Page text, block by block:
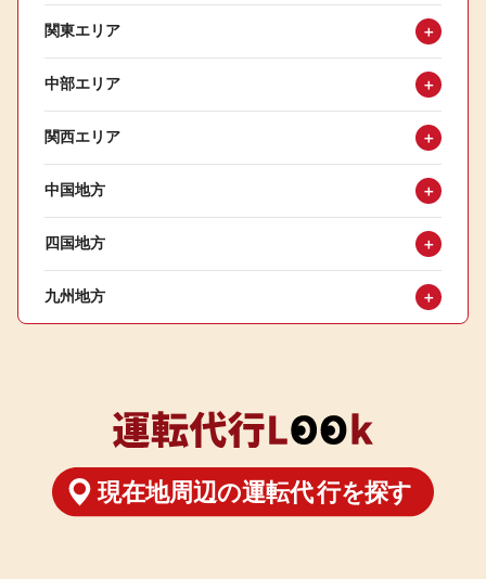
関東エリア ＋
中部エリア ＋
関西エリア ＋
中国地方 ＋
四国地方 ＋
九州地方 ＋